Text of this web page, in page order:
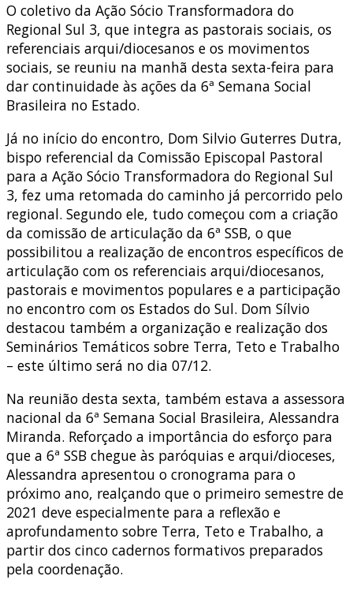
O coletivo da Ação Sócio Transformadora do
Regional Sul 3, que integra as pastorais sociais, os
referenciais arqui/diocesanos e os movimentos
sociais, se reuniu na manhã desta sexta-feira para
dar continuidade às ações da 6ª Semana Social
Brasileira no Estado.
Já no início do encontro, Dom Silvio Guterres Dutra,
bispo referencial da Comissão Episcopal Pastoral
para a Ação Sócio Transformadora do Regional Sul
3, fez uma retomada do caminho já percorrido pelo
regional. Segundo ele, tudo começou com a criação
da comissão de articulação da 6ª SSB, o que
possibilitou a realização de encontros específicos de
articulação com os referenciais arqui/diocesanos,
pastorais e movimentos populares e a participação
no encontro com os Estados do Sul. Dom Sílvio
destacou também a organização e realização dos
Seminários Temáticos sobre Terra, Teto e Trabalho
– este último será no dia 07/12.
Na reunião desta sexta, também estava a assessora
nacional da 6ª Semana Social Brasileira, Alessandra
Miranda. Reforçado a importância do esforço para
que a 6ª SSB chegue às paróquias e arqui/dioceses,
Alessandra apresentou o cronograma para o
próximo ano, realçando que o primeiro semestre de
2021 deve especialmente para a reflexão e
aprofundamento sobre Terra, Teto e Trabalho, a
partir dos cinco cadernos formativos preparados
pela coordenação.